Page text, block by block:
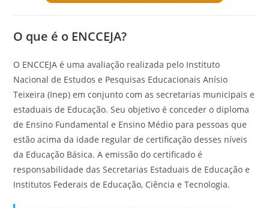
O que é o ENCCEJA?
O ENCCEJA é uma avaliação realizada pelo Instituto
Nacional de Estudos e Pesquisas Educacionais Anísio
Teixeira (Inep) em conjunto com as secretarias municipais e
estaduais de Educação. Seu objetivo é conceder o diploma
de Ensino Fundamental e Ensino Médio para pessoas que
estão acima da idade regular de certificação desses níveis
da Educação Básica. A emissão do certificado é
responsabilidade das Secretarias Estaduais de Educação e
Institutos Federais de Educação, Ciência e Tecnologia.